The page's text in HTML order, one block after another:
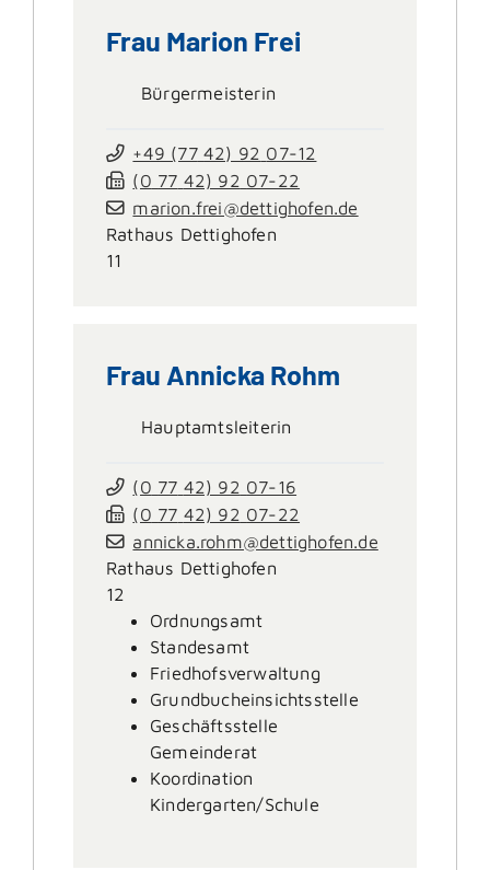
Frau Marion Frei
Bürgermeisterin
+49 (77 42) 92 07-12
(0 77 42) 92 07-22
marion.frei@dettighofen.de
Rathaus Dettighofen
11
Frau Annicka Rohm
Hauptamtsleiterin
(0 77 42) 92 07-16
(0 77 42) 92 07-22
annicka.rohm@dettighofen.de
Rathaus Dettighofen
12
Ordnungsamt
Standesamt
Friedhofsverwaltung
Grundbucheinsichtsstelle
Geschäftsstelle
Gemeinderat
Koordination
Kindergarten/Schule